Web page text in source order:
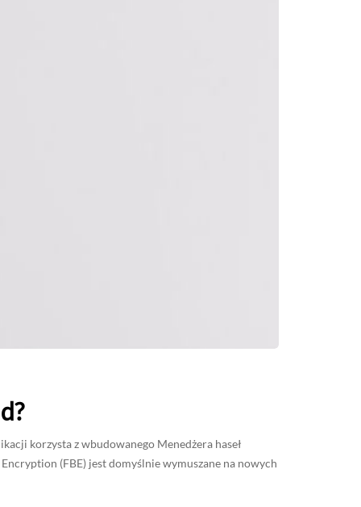
korzysta z wbudowanego Menedżera haseł
(FBE) jest domyślnie wymuszane na nowych